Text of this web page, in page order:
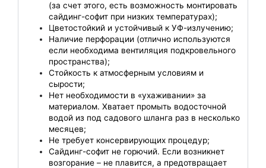
(за счет этого, есть возможность монтировать
сайдинг-софит при низких температурах);
Цветостойкий и устойчивый к УФ-излучению;
Наличие перфорации (отлично используются
если необходима вентиляция подкровельного
пространства);
Стойкость к атмосферным условиям и
сырости;
Нет необходимости в «ухаживании» за
материалом. Хватает промыть водосточной
водой из под садового шланга раз в несколько
месяцев;
Не требует консервирующих процедур;
Сайдинг-софит не горючий. Если возникнет
возгорание – не плавится, а предотвращает